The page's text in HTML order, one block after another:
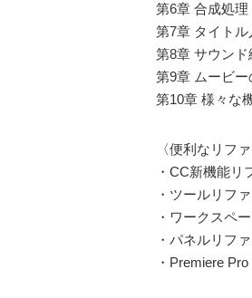
第6章 合成処理
第7章 タイトル
第8章 サウンド
第9章 ムービー
第10章 様々な
〈便利なリフ
・CC新機能リ
・ツールリフ
・ワークスペ
・パネルリフ
・Premiere